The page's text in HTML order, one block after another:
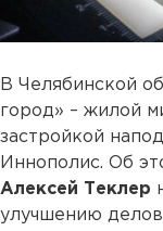
В Челябинской
город» – жилой
застройкой
Иннополис. Об
Алексей Теклер
улучшению